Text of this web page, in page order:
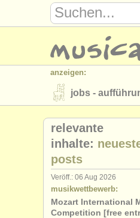
anzeigen:
jobs -
verzeichnisse:
orchester
musicalchairs:
über
relevante
inhalte:
posts
Veröff.: 06 Aug 2026
musikwettbewerb:
Mozart International
Competition [free